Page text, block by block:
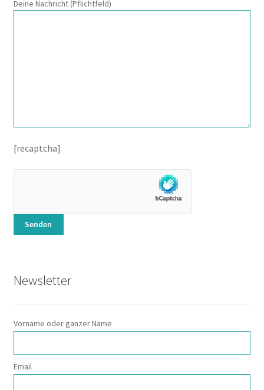
Deine Nachricht (Pflichtfeld)
[recaptcha]
Newsletter
Vorname oder ganzer Name
Email